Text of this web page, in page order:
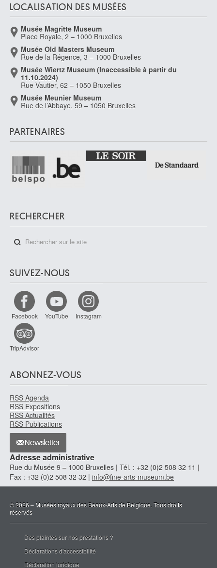
LOCALISATION DES MUSÉES
Musée Magritte Museum
Place Royale, 2 – 1000 Bruxelles
Musée Old Masters Museum
Rue de la Régence, 3 – 1000 Bruxelles
Musée Wiertz Museum (Inaccessible à partir du
11.10.2024)
Rue Vautier, 62 – 1050 Bruxelles
Musée Meunier Museum
Rue de l’Abbaye, 59 – 1050 Bruxelles
PARTENAIRES
RECHERCHER
SUIVEZ-NOUS
Facebook YouTube Instagram
TripAdvisor
ABONNEZ-VOUS
RSS Agenda
RSS Expositions
RSS Actualités
RSS Publications
Newsletter
Adresse administrative
Rue du Musée 9 – 1000 Bruxelles | Tél. : +32 (0)2 508 32 11 |
Fax : +32 (0)2 508 32 32 | info@fine-arts-museum.be
© 2026 – Musées royaux des Beaux-Arts de Belgique. Tous droits
réservés
Des plaintes sur nos prestations ?
Déclarations d'accessibilité
Déclaration juridique